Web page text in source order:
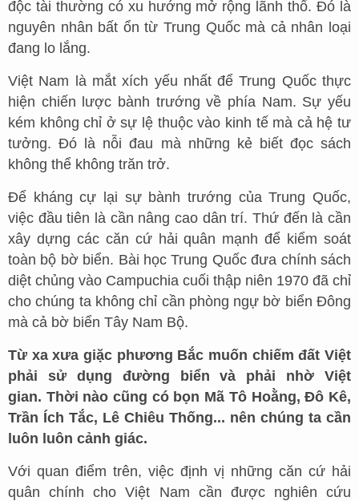
độc tài thường có xu hướng mở rộng lãnh thổ. Đó là
nguyên nhân bất ổn từ Trung Quốc mà cả nhân loại
đang lo lắng.
Việt Nam là mắt xích yếu nhất để Trung Quốc thực
hiện chiến lược bành trướng về phía Nam. Sự yếu
kém không chỉ ở sự lệ thuộc vào kinh tế mà cả hệ tư
tưởng. Đó là nỗi đau mà những kẻ biết đọc sách
không thể không trăn trở.
Để kháng cự lại sự bành trướng của Trung Quốc,
việc đầu tiên là cần nâng cao dân trí. Thứ đến là cần
xây dựng các căn cứ hải quân mạnh để kiểm soát
toàn bộ bờ biển. Bài học Trung Quốc đưa chính sách
diệt chủng vào Campuchia cuối thập niên 1970 đã chỉ
cho chúng ta không chỉ cần phòng ngự bờ biển Đông
mà cả bờ biển Tây Nam Bộ.
Từ xa xưa giặc phương Bắc muốn chiếm đất Việt
phải sử dụng đường biển và phải nhờ Việt
gian. Thời nào cũng có bọn Mã Tô Hoằng, Đô Kê,
Trần Ích Tắc, Lê Chiêu Thống... nên chúng ta cần
luôn luôn cảnh giác.
Với quan điểm trên, việc định vị những căn cứ hải
quân chính cho Việt Nam cần được nghiên cứu